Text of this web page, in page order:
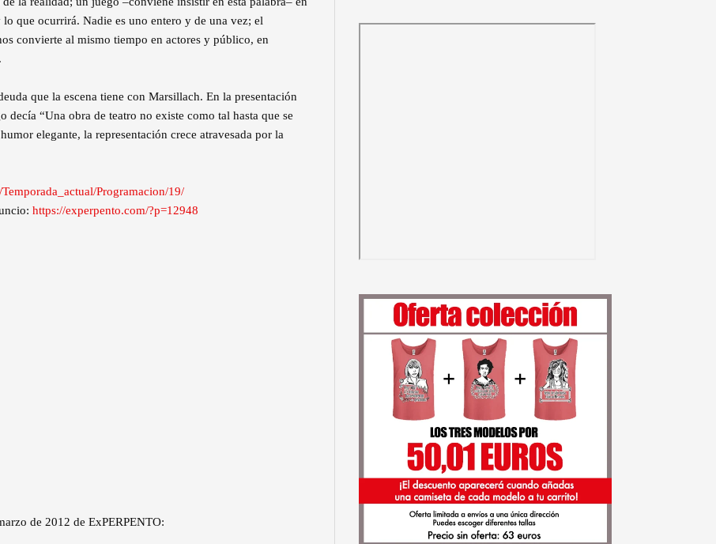
que ocurrirá. Nadie es uno entero y de una vez; el
convierte al mismo tiempo en actores y público, en
que la escena tiene con Marsillach. En la presentación
“Una obra de teatro no existe como tal hasta que se
elegante, la representación crece atravesada por la
Programacion/19/
https://experpento.com/?p=12948
de 2012 de ExPERPENTO: